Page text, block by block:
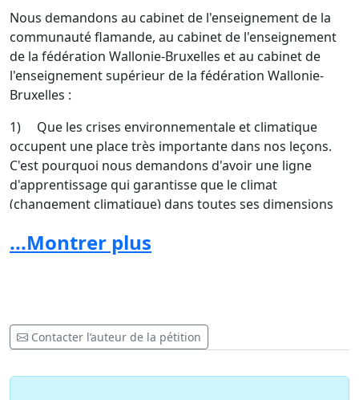
Nous demandons au cabinet de l'enseignement de la
communauté flamande, au cabinet de l'enseignement
de la fédération Wallonie-Bruxelles et au cabinet de
l'enseignement supérieur de la fédération Wallonie-
Bruxelles :
1) Que les crises environnementale et climatique
occupent une place très importante dans nos leçons.
C'est pourquoi nous demandons d'avoir une ligne
d'apprentissage qui garantisse que le climat
(changement climatique) dans toutes ses dimensions
2) Que les crises climatique et écologique soient
mesure de réagir de manière appropriée pour y
remédier.
3) Que nos actuels et futurs enseignants reçoivent
...Montrer plus
Contacter l’auteur de la pétition